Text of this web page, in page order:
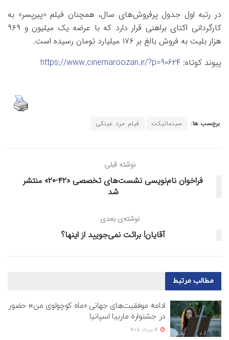
در رتبه اول جدول پرفروش‌های سال، همچنان فیلم «پیرپسر» به
کارگردانی اکتای براهنی قرار دارد که با عرضه یک میلیون و ۹۶۹
هزار بلیت به فروش بالغ بر ۱۷۶ میلیارد تومان رسیده است.
پیوند کوتاه: https://www.cinemaroozan.ir/?p=90624
برچسب ها: سینماتیکت فیلم مرد عینکی
نوشته قبلی
فراخوان نام‌نویسی نشست‌های تخصصی «۴۲-۲۰» منتشر
شد
نوشته‌ی بعدی
آقایان! برائت نمی‌جویید از اینها؟
مطالب مرتبط
ادامه موفقیت‌های جهانی «ماه کوچولوی من»؛ حضور
در جشنواره ماربیا اسپانیا